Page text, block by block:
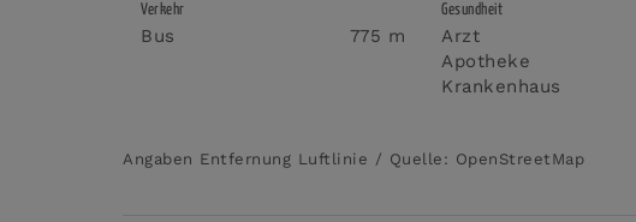
Verkehr
Bus 775 m
Gesundheit
Arzt
Apotheke
Krankenhaus
Angaben Entfernung Luftlinie / Quelle: OpenStreetMap